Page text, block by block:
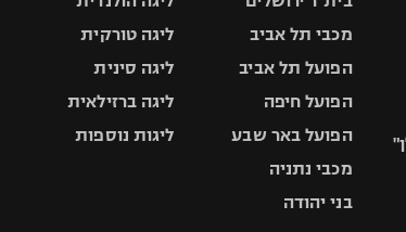
מכבי תל אביב
הפועל תל אביב
הפועל חיפה
הפועל באר שבע
מכבי נתניה
בני יהודה
ליגה טורקית
ליגה סינית
ליגה ברזילאית
ליגות נוספות